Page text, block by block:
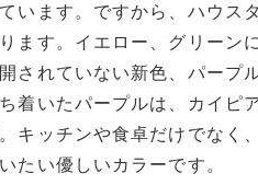
います。ですから、ハウス
ます。イエロー、グリーン
されていない新色、パープ
着いたパープルは、カイピ
キッチンや食卓だけでなく
たい優しいカラーです。